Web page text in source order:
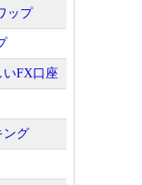
ップ
FX口座
ング